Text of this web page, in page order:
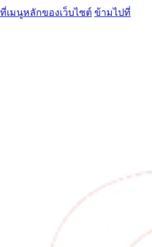
เมนูหลักของเว็บไซต์ ข้ามไปที่